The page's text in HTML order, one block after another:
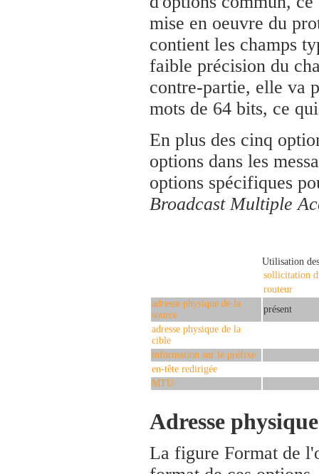
mise en oeuvre du
contient les champs
faible précision du
contre-partie, elle va
mots de 64 bits, ce
En plus des cinq
options dans les
options spécifiques
Broadcast Multiple
Utilisation
sollicitation
routeur
adresse physique de la
source
présent
adresse physique de la
cible
information sur le préfixe
en-tête redirigée
MTU
Adresse
La figure Format de